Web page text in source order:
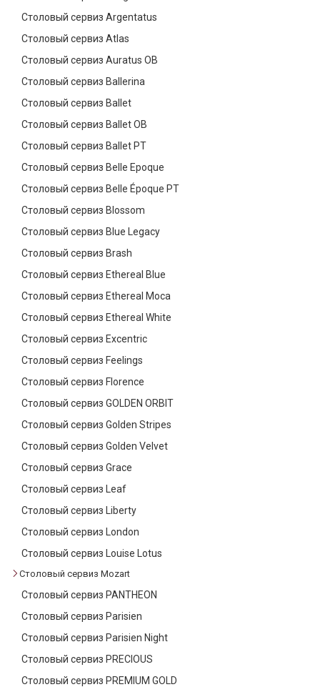
Столовый сервиз Argentatus
Столовый сервиз Atlas
Столовый сервиз Auratus OB
Столовый сервиз Ballerina
Столовый сервиз Ballet
Столовый сервиз Ballet OB
Столовый сервиз Ballet PT
Столовый сервиз Belle Epoque
Столовый сервиз Belle Époque PT
Столовый сервиз Blossom
Столовый сервиз Blue Legacy
Столовый сервиз Brash
Столовый сервиз Ethereal Blue
Столовый сервиз Ethereal Moca
Столовый сервиз Ethereal White
Столовый сервиз Excentric
Столовый сервиз Feelings
Столовый сервиз Florence
Столовый сервиз GOLDEN ORBIT
Столовый сервиз Golden Stripes
Столовый сервиз Golden Velvet
Столовый сервиз Grace
Столовый сервиз Leaf
Столовый сервиз Liberty
Столовый сервиз London
Столовый сервиз Louise Lotus
Столовый сервиз Mozart
Столовый сервиз PANTHEON
Столовый сервиз Parisien
Столовый сервиз Parisien Night
Столовый сервиз PRECIOUS
Столовый сервиз PREMIUM GOLD